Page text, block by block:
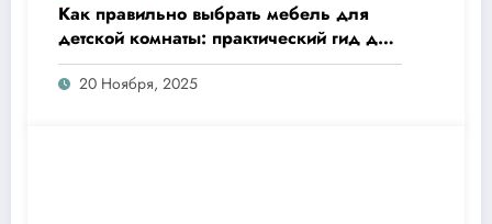
Как правильно выбрать мебель для
детской комнаты: практический гид для
родителей
20 Ноября, 2025